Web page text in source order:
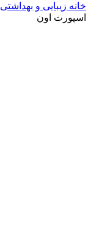
خانه زیبایی و بهداشتی
اسپورت اون